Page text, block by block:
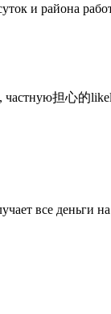
и района
担心的
все деньги на